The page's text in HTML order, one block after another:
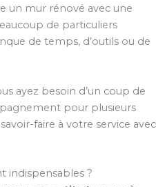
un mur rénové avec une
de particuliers
de temps, d’outils ou de
ayez besoin d’un coup de
pour plusieurs
faire à votre service avec
indispensables ?